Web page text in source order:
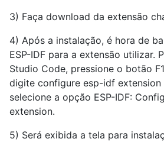
3) Faça download da extensão
4) Após a instalação, é hora de
ESP-IDF para a extensão utilizar.
Studio Code, pressione o botão
digite configure esp-idf extension
selecione a opção ESP-IDF:
extension.
5) Será exibida a tela para